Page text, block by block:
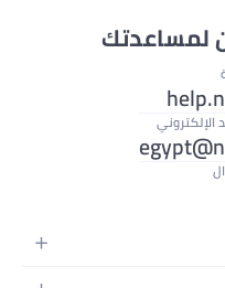
لمساعدتك
الإلكتروني